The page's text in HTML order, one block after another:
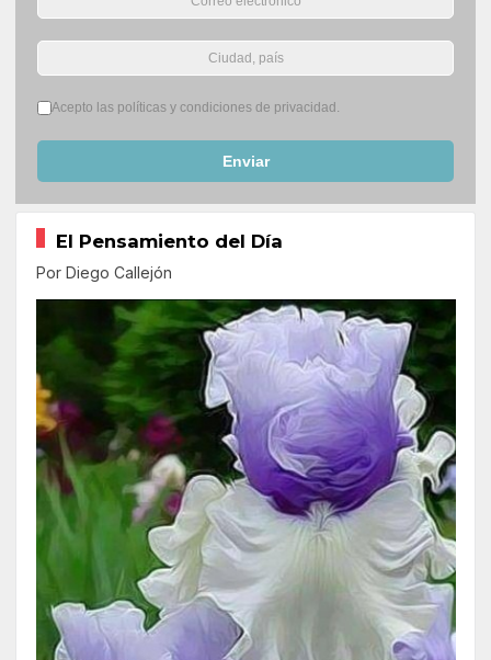
Términos del servicio*
Acepto las políticas y condiciones de privacidad.
Enviar
El Pensamiento del Día
Por Diego Callejón